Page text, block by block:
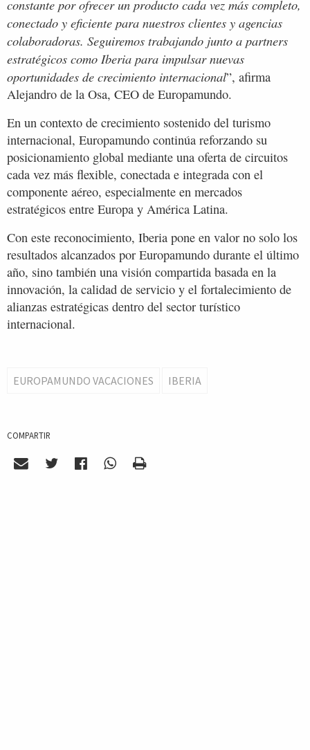
constante por ofrecer un producto cada vez más completo,
conectado y eficiente para nuestros clientes y agencias
colaboradoras. Seguiremos trabajando junto a partners
estratégicos como Iberia para impulsar nuevas
oportunidades de crecimiento internacional”, afirma
Alejandro de la Osa, CEO de Europamundo.
En un contexto de crecimiento sostenido del turismo
internacional, Europamundo continúa reforzando su
posicionamiento global mediante una oferta de circuitos
cada vez más flexible, conectada e integrada con el
componente aéreo, especialmente en mercados
estratégicos entre Europa y América Latina.
Con este reconocimiento, Iberia pone en valor no solo los
resultados alcanzados por Europamundo durante el último
año, sino también una visión compartida basada en la
innovación, la calidad de servicio y el fortalecimiento de
alianzas estratégicas dentro del sector turístico
internacional.
EUROPAMUNDO VACACIONES IBERIA
COMPARTIR